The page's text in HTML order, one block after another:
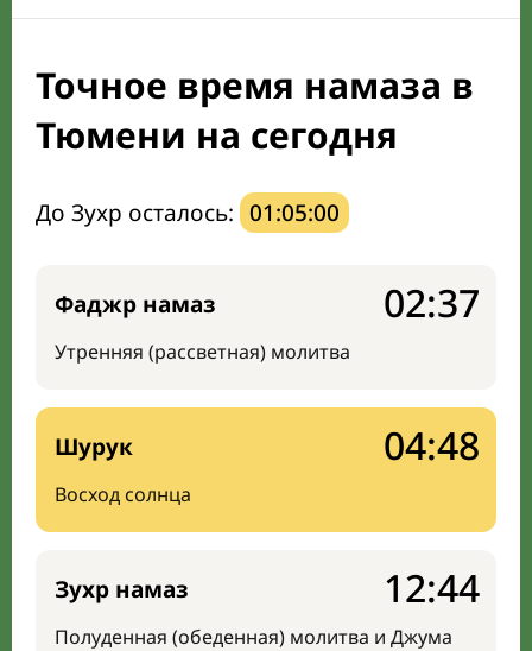
Календарь рамадана
Мечети и молельные комнаты
Направление киблы
Точное время намаза в
Тюмени на сегодня
До Зухр осталось: 01:04:59
Фаджр намаз
Утренняя (рассветная) молитва
02:37
Шурук
Восход солнца
04:48
Зухр намаз
Полуденная (обеденная) молитва и Джума
12:44